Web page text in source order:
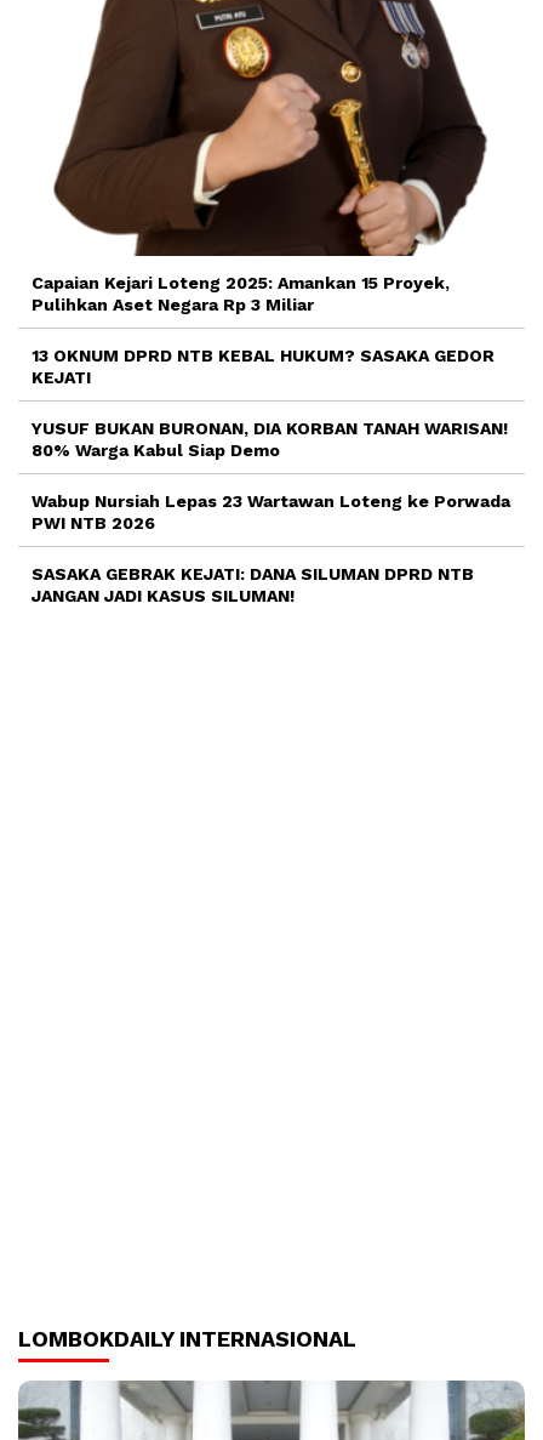
Capaian Kejari Loteng 2025: Amankan 15 Proyek,
Pulihkan Aset Negara Rp 3 Miliar
13 OKNUM DPRD NTB KEBAL HUKUM? SASAKA GEDOR
KEJATI
YUSUF BUKAN BURONAN, DIA KORBAN TANAH WARISAN!
80% Warga Kabul Siap Demo
Wabup Nursiah Lepas 23 Wartawan Loteng ke Porwada
PWI NTB 2026
SASAKA GEBRAK KEJATI: DANA SILUMAN DPRD NTB
JANGAN JADI KASUS SILUMAN!
LOMBOKDAILY INTERNASIONAL